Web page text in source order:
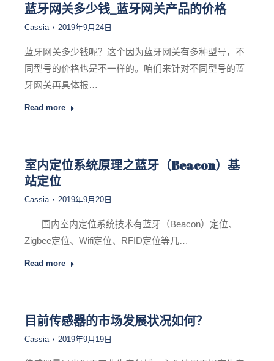
蓝牙网关多少钱_蓝牙网关产品的价格
Cassia 2019年9月24日
蓝牙网关多少钱呢？这个因为蓝牙网关有多种型号，不
同型号的价格也是不一样的。咱们来针对不同型号的蓝
牙网关再具体报…
Read more
室内定位系统原理之蓝牙（Beacon）基
站定位
Cassia 2019年9月20日
国内室内定位系统技术有蓝牙（Beacon）定位、
Zigbee定位、Wifi定位、RFID定位等几…
Read more
目前传感器的市场发展状况如何？
Cassia 2019年9月19日